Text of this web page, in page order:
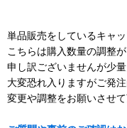
単品販売をしているキャ
こちらは購入数量の調整
申し訳ございませんが少
大変恐れ入りますがご発
変更や調整をお願いさせ